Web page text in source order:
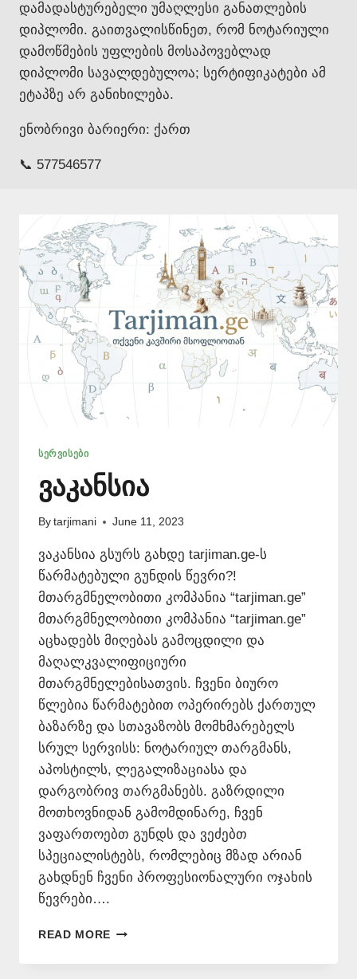
დამადასტურებელი უმაღლესი განათლების
დიპლომი. გაითვალისწინეთ, რომ ნოტარიული
დამოწმების უფლების მოსაპოვებლად
დიპლომი სავალდებულოა; სერტიფიკატები ამ
ეტაპზე არ განიხილება.
ენობრივი ბარიერი: ქართ
📞 577546577
ᲡᲔᲠᲕᲘᲡᲔᲑᲘ
ვაკანსია
By tarjimani June 11, 2023
ვაკანსია გსურს გახდე tarjiman.ge-ს
წარმატებული გუნდის წევრი?!
მთარგმნელობითი კომპანია “tarjiman.ge”
მთარგმნელობითი კომპანია “tarjiman.ge”
აცხადებს მიღებას გამოცდილი და
მაღალკვალიფიციური
მთარგმნელებისათვის. ჩვენი ბიურო
წლებია წარმატებით ოპერირებს ქართულ
ბაზარზე და სთავაზობს მომხმარებელს
სრულ სერვისს: ნოტარიულ თარგმანს,
აპოსტილს, ლეგალიზაციასა და
დარგობრივ თარგმანებს. გაზრდილი
მოთხოვნიდან გამომდინარე, ჩვენ
ვაფართოებთ გუნდს და ვეძებთ
სპეციალისტებს, რომლებიც მზად არიან
გახდნენ ჩვენი პროფესიონალური ოჯახის
წევრები….
READ MORE ᲕᲐᲙᲐᲜᲡᲘᲐ